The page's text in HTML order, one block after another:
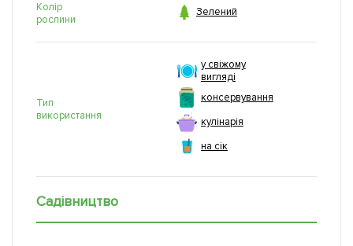
Колір
рослини
 Зелений
Тип
використання
у свіжому
вигляді
консервування
кулінарія
на сік
Садівництво